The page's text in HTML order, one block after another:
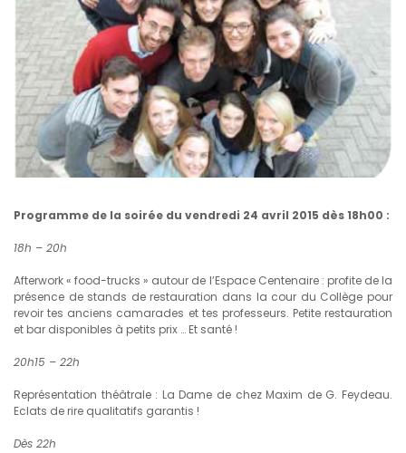
Programme de la soirée du vendredi 24 avril 2015 dès 18h00 :
18h – 20h
Afterwork « food-trucks » autour de l’Espace Centenaire : profite de la
présence de stands de restauration dans la cour du Collège pour
revoir tes anciens camarades et tes professeurs. Petite restauration
et bar disponibles à petits prix … Et santé !
20h15 – 22h
Représentation théâtrale : La Dame de chez Maxim de G. Feydeau.
Eclats de rire qualitatifs garantis !
Dès 22h